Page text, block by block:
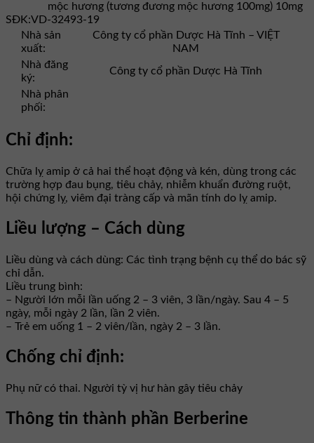
mộc hương (tương đương mộc hương 100mg) 10mg
SĐK:VD-32493-19
Nhà sản
xuất:
Công ty cổ phần Dược Hà Tĩnh – VIỆT
NAM
Nhà đăng
ký:
Công ty cổ phần Dược Hà Tĩnh
Nhà phân
phối:
Chỉ định:
Chữa lỵ amip ở cả hai thể hoạt động và kén, dùng trong các
trường hợp đau bụng, tiêu chảy, nhiễm khuẩn đường ruột,
hội chứng lỵ, viêm đại tràng cấp và mãn tính do lỵ amip.
Liều lượng – Cách dùng
Liều dùng và cách dùng: Các tình trạng bệnh cụ thể do bác sỹ
chỉ dẫn.
Liều trung bình:
– Người lớn mỗi lần uống 2 – 3 viên, 3 lần/ngày. Sau 4 – 5
ngày, mỗi ngày 2 lần, lần 2 viên.
– Trẻ em uống 1 – 2 viên/lần, ngày 2 – 3 lần.
Chống chỉ định:
Phụ nữ có thai. Người tỳ vị hư hàn gây tiêu chảy
Thông tin thành phần Berberine